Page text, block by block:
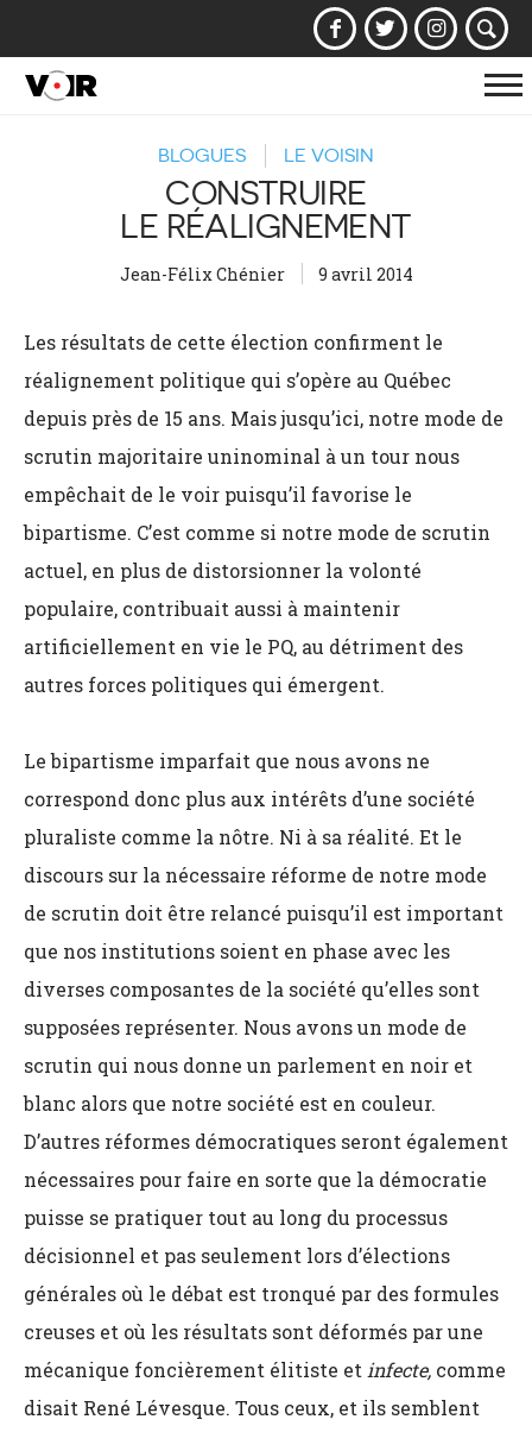
BLOGUES LE VOISIN
CONSTRUIRE
LE RÉALIGNEMENT
Jean-Félix Chénier 9 avril 2014
Les résultats de cette élection confirment le
réalignement politique qui s’opère au Québec
depuis près de 15 ans. Mais jusqu’ici, notre mode de
scrutin majoritaire uninominal à un tour nous
empêchait de le voir puisqu’il favorise le
bipartisme. C’est comme si notre mode de scrutin
actuel, en plus de distorsionner la volonté
populaire, contribuait aussi à maintenir
artificiellement en vie le PQ, au détriment des
autres forces politiques qui émergent.
Le bipartisme imparfait que nous avons ne
correspond donc plus aux intérêts d’une société
pluraliste comme la nôtre. Ni à sa réalité. Et le
discours sur la nécessaire réforme de notre mode
de scrutin doit être relancé puisqu’il est important
que nos institutions soient en phase avec les
diverses composantes de la société qu’elles sont
supposées représenter. Nous avons un mode de
scrutin qui nous donne un parlement en noir et
blanc alors que notre société est en couleur.
D’autres réformes démocratiques seront également
nécessaires pour faire en sorte que la démocratie
puisse se pratiquer tout au long du processus
décisionnel et pas seulement lors d’élections
générales où le débat est tronqué par des formules
creuses et où les résultats sont déformés par une
mécanique foncièrement élitiste et infecte, comme
disait René Lévesque. Tous ceux, et ils semblent